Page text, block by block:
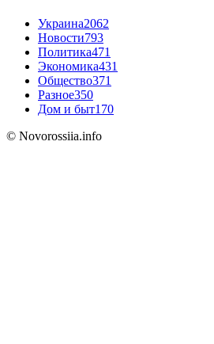
Украина2062
Новости793
Политика471
Экономика431
Общество371
Разное350
Дом и быт170
© Novorossiia.info